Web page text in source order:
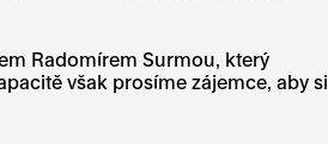
Radomírem Surmou, který
však prosíme zájemce, aby si